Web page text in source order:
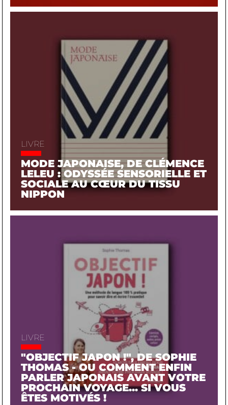
LIVRE
MODE JAPONAISE, DE CLÉMENCE
LELEU : ODYSSÉE SENSORIELLE ET
SOCIALE AU CŒUR DU TISSU
NIPPON
LIVRE
"OBJECTIF JAPON !", DE SOPHIE
THOMAS - OU COMMENT ENFIN
PARLER JAPONAIS AVANT VOTRE
PROCHAIN VOYAGE... SI VOUS
ÊTES MOTIVÉS !